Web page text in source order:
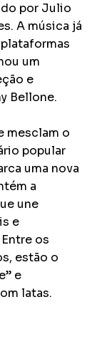
por Julio
A música já
um
e
Bellone.
mesclam o
popular
uma nova
a
une
e
os
estão o
e
latas.